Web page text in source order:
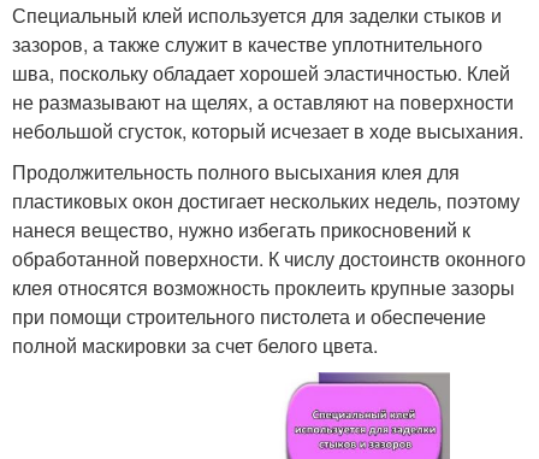
Специальный клей используется для заделки стыков и
зазоров, а также служит в качестве уплотнительного
шва, поскольку обладает хорошей эластичностью. Клей
не размазывают на щелях, а оставляют на поверхности
небольшой сгусток, который исчезает в ходе высыхания.
Продолжительность полного высыхания клея для
пластиковых окон достигает нескольких недель, поэтому
нанеся вещество, нужно избегать прикосновений к
обработанной поверхности. К числу достоинств оконного
клея относятся возможность проклеить крупные зазоры
при помощи строительного пистолета и обеспечение
полной маскировки за счет белого цвета.